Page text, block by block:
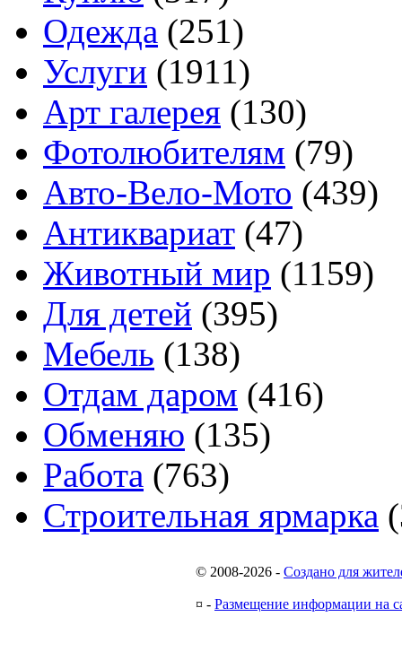
Одежда (251)
Услуги (1911)
Арт галерея (130)
Фотолюбителям (79)
Авто-Вело-Мото (439)
Антиквариат (47)
Животный мир (1159)
Для детей (395)
Мебель (138)
Отдам даром (416)
Обменяю (135)
Работа (763)
Строительная ярмарка
© 2008-2026 - Создано для
¤ - Размещение информации на